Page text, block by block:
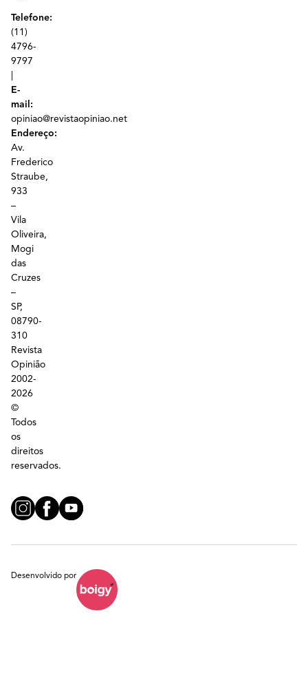
Telefone:
(11)
4796-
9797
E-
mail:
opiniao@revistaopiniao.net
Endereço:
Av.
Frederico
Straube,
933
–
Vila
Oliveira,
Mogi
das
Cruzes
–
SP,
08790-
310
Revista
Opinião
2002-
2026
©
Todos
os
direitos
reservados.
Desenvolvido por